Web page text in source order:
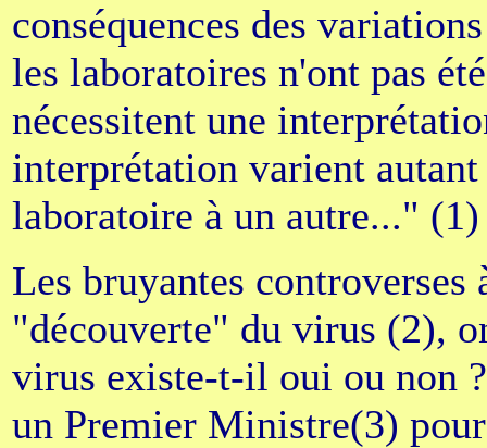
conséquences des
les laboratoires n'ont pas
nécessitent une
interprétation varient
laboratoire à un autre..." (1)
Les bruyantes
"découverte" du virus (2),
virus existe-t-il oui ou non
un Premier Ministre(3)